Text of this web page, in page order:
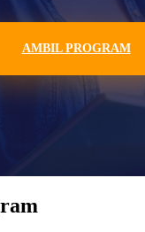
AMBIL PROGRAM